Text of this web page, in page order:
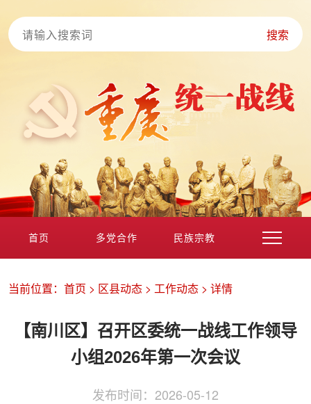
搜索
首页 多党合作 民族宗教
侨务工作 区县动态 统战历史文化
当前位置： 首页 > 区县动态 > 工作动态 > 详情
【南川区】召开区委统一战线工作领导
小组2026年第一次会议
发布时间： 2026-05-12